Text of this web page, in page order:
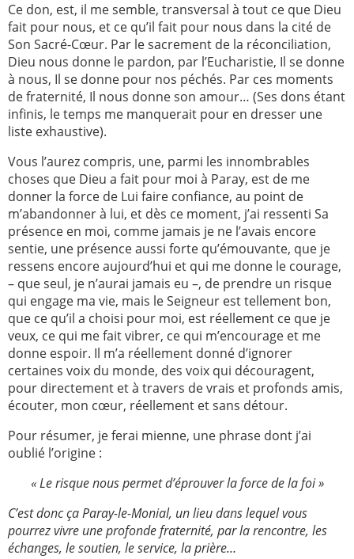
Ce don, est, il me semble, transversal à tout ce que Dieu
fait pour nous, et ce qu’il fait pour nous dans la cité de
Son Sacré-Cœur. Par le sacrement de la réconciliation,
Dieu nous donne le pardon, par l’Eucharistie, Il se donne
à nous, Il se donne pour nos péchés. Par ces moments
de fraternité, Il nous donne son amour… (Ses dons étant
infinis, le temps me manquerait pour en dresser une
liste exhaustive).
Vous l’aurez compris, une, parmi les innombrables
choses que Dieu a fait pour moi à Paray, est de me
donner la force de Lui faire confiance, au point de
m’abandonner à lui, et dès ce moment, j’ai ressenti Sa
présence en moi, comme jamais je ne l’avais encore
sentie, une présence aussi forte qu’émouvante, que je
ressens encore aujourd’hui et qui me donne le courage,
– que seul, je n’aurai jamais eu –, de prendre un risque
qui engage ma vie, mais le Seigneur est tellement bon,
que ce qu’il a choisi pour moi, est réellement ce que je
veux, ce qui me fait vibrer, ce qui m’encourage et me
donne espoir. Il m’a réellement donné d’ignorer
certaines voix du monde, des voix qui découragent,
pour directement et à travers de vrais et profonds amis,
écouter, mon cœur, réellement et sans détour.
Pour résumer, je ferai mienne, une phrase dont j’ai
oublié l’origine :
« Le risque nous permet d’éprouver la force de la foi »
C’est donc ça Paray-le-Monial, un lieu dans lequel vous
pourrez vivre une profonde fraternité, par la rencontre, les
échanges, le soutien, le service, la prière…